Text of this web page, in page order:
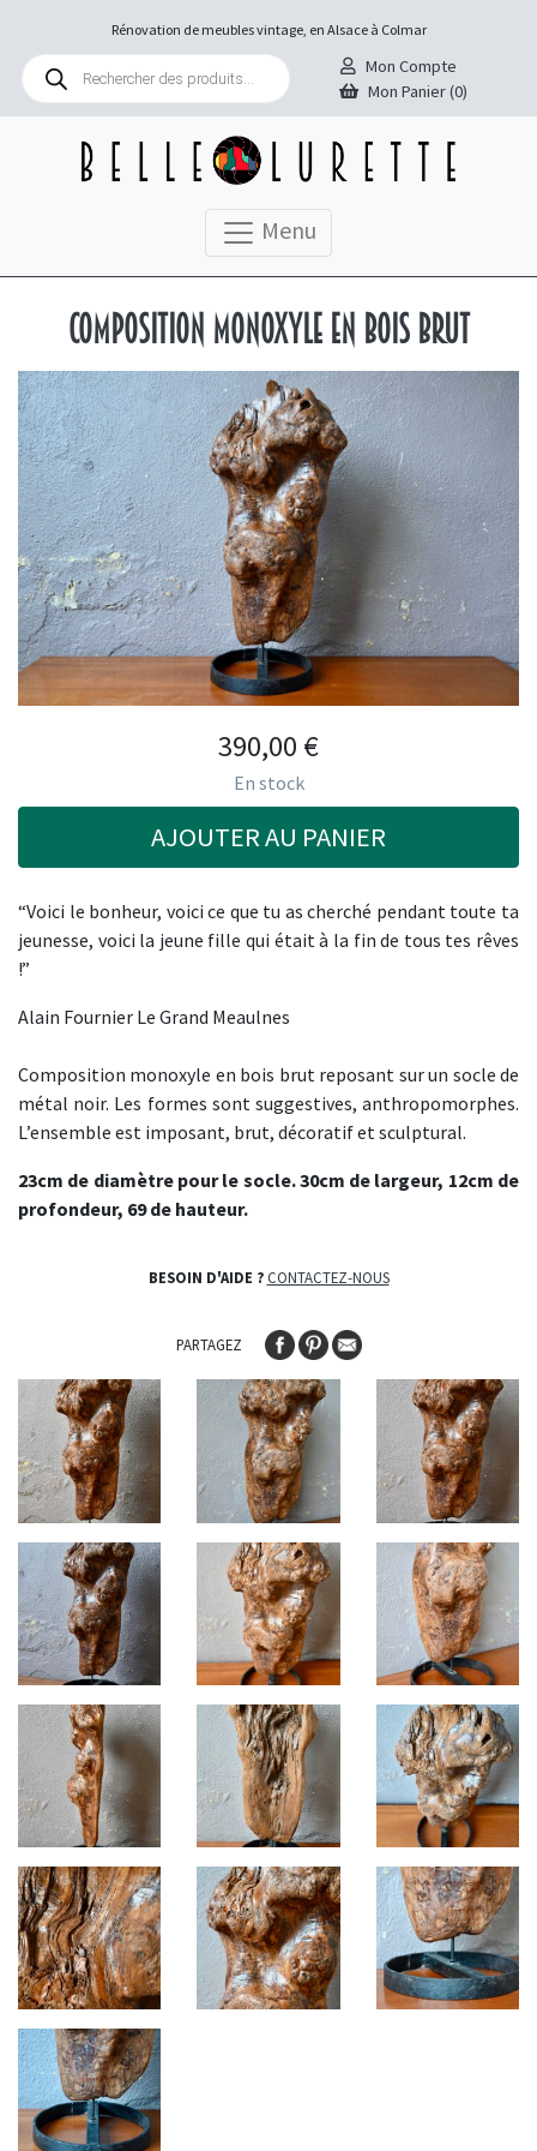
Rénovation de meubles vintage, en Alsace à Colmar
Recherche
produits
Mon Compte
Mon Panier (0)
Menu
Composition monoxyle en bois brut
390,00 €
En stock
AJOUTER AU PANIER
“Voici le bonheur, voici ce que tu as cherché pendant toute ta
jeunesse, voici la jeune fille qui était à la fin de tous tes rêves
!”
Alain Fournier Le Grand Meaulnes
Composition monoxyle en bois brut reposant sur un socle de
métal noir. Les formes sont suggestives, anthropomorphes.
L’ensemble est imposant, brut, décoratif et sculptural.
23cm de diamètre pour le socle. 30cm de largeur, 12cm de
profondeur, 69 de hauteur.
BESOIN D'AIDE ? CONTACTEZ-NOUS
PARTAGEZ